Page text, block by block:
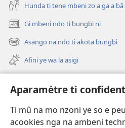
Aparamètre ti
Ti mû na mo nzoni ye so e
acookies nga na ambeni
Hunda ti tene mbeni zo a ga a
Gi mbeni ndo ti bungbi ni
(zi
mbeni
fini
page)
Asango na ndö ti akota bungbi
(zi
mbeni
fini
page)
Afini ye wa la asigi
Videos with Audio Descriptions
Gi